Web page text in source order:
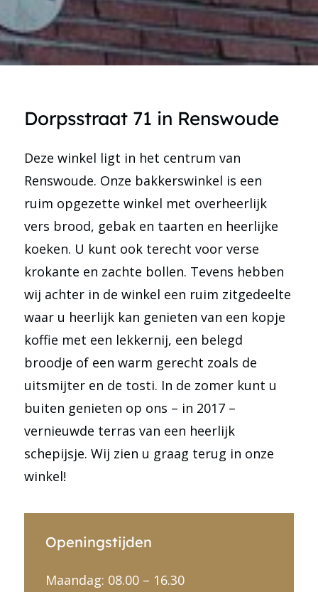
Dorpsstraat 71 in Renswoude
Deze winkel ligt in het centrum van
Renswoude. Onze bakkerswinkel is een
ruim opgezette winkel met overheerlijk
vers brood, gebak en taarten en heerlijke
koeken. U kunt ook terecht voor verse
krokante en zachte bollen. Tevens hebben
wij achter in de winkel een ruim zitgedeelte
waar u heerlijk kan genieten van een kopje
koffie met een lekkernij, een belegd
broodje of een warm gerecht zoals de
uitsmijter en de tosti. In de zomer kunt u
buiten genieten op ons – in 2017 –
vernieuwde terras van een heerlijk
schepijsje. Wij zien u graag terug in onze
winkel!
Openingstijden
Maandag: 08.00 – 16.30